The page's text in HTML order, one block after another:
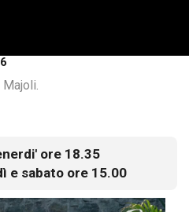
ore 18.35
e sabato ore 15.00